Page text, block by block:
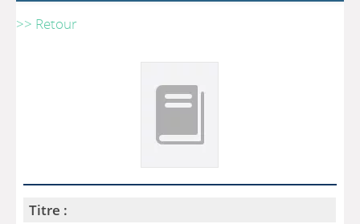
>> Retour
Titre :